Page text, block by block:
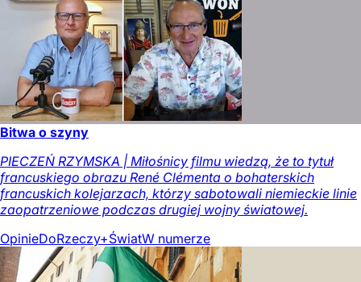
Bitwa o szyny
PIECZEŃ RZYMSKA | Miłośnicy filmu wiedzą, że to tytuł
francuskiego obrazu René Clémenta o bohaterskich
francuskich kolejarzach, którzy sabotowali niemieckie linie
zaopatrzeniowe podczas drugiej wojny światowej.
OpinieDoRzeczy+ŚwiatW numerze